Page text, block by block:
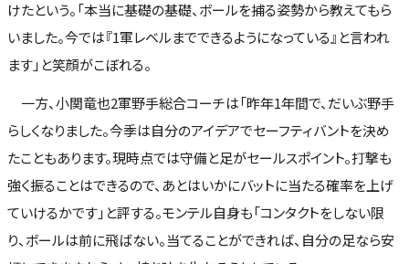
けたという。「本当に基礎の基礎、ボールを捕る姿勢から教えてもら
いました。今では『1軍レベルまでできるようになっている』と言われ
ます」と笑顔がこぼれる。
一方、小関竜也2軍野手総合コーチは「昨年1年間で、だいぶ野手
らしくなりました。今季は自分のアイデアでセーフティバントを決め
たこともあります。現時点では守備と足がセールスポイント。打撃も
強く振ることはできるので、あとはいかにバットに当たる確率を上げ
ていけるかです」と評する。モンテル自身も「コンタクトをしない限
り、ボールは前に飛ばない。当てることができれば、自分の足なら安